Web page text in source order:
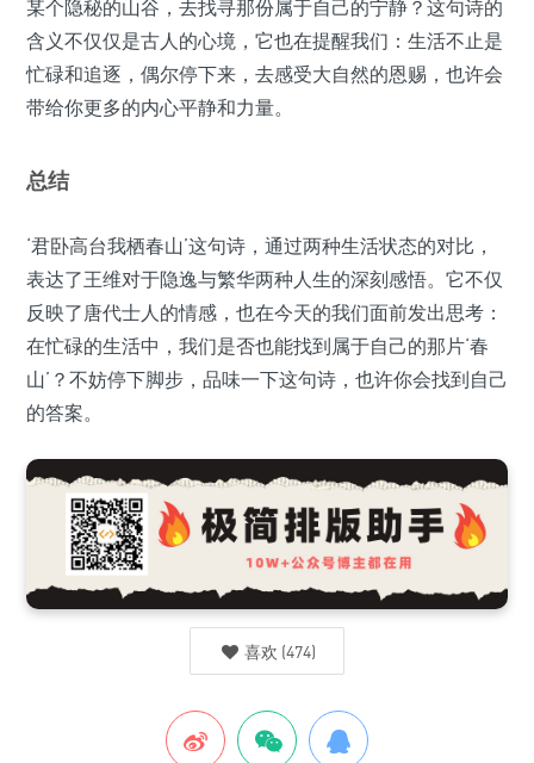
某个隐秘的山谷，去找寻那份属于自己的宁静？这句诗的
含义不仅仅是古人的心境，它也在提醒我们：生活不止是
忙碌和追逐，偶尔停下来，去感受大自然的恩赐，也许会
带给你更多的内心平静和力量。
总结
‘君卧高台我栖春山’这句诗，通过两种生活状态的对比，
表达了王维对于隐逸与繁华两种人生的深刻感悟。它不仅
反映了唐代士人的情感，也在今天的我们面前发出思考：
在忙碌的生活中，我们是否也能找到属于自己的那片‘春
山’？不妨停下脚步，品味一下这句诗，也许你会找到自己
的答案。
喜欢 (474)